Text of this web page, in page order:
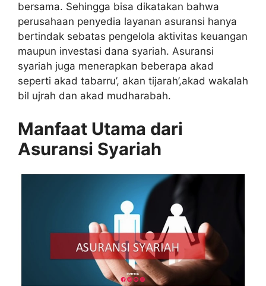
bersama. Sehingga bisa dikatakan bahwa
perusahaan penyedia layanan asuransi hanya
bertindak sebatas pengelola aktivitas keuangan
maupun investasi dana syariah. Asuransi
syariah juga menerapkan beberapa akad
seperti akad tabarru’, akan tijarah’,akad wakalah
bil ujrah dan akad mudharabah.
Manfaat Utama dari
Asuransi Syariah